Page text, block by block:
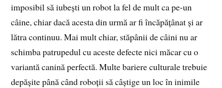
imposibil să iubești un robot la fel de mult ca pe-un
câine, chiar dacă acesta din urmă ar fi încăpățânat și ar
lătra continuu. Mai mult chiar, stăpânii de câini nu ar
schimba patrupedul cu aceste defecte nici măcar cu o
variantă canină perfectă. Multe bariere culturale trebuie
depășite până când roboții să câștige un loc în inimile